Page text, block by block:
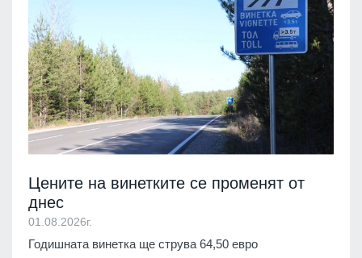
Цените на винетките се променят от
днес
01.08.2026г.
Годишната винетка ще струва 64,50 евро